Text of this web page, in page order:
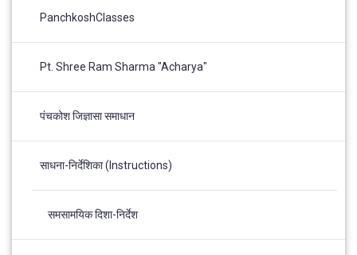
PanchkoshClasses
Pt. Shree Ram Sharma "Acharya"
पंचकोश जिज्ञासा समाधान
साधना-निर्देशिका (Instructions)
समसामयिक दिशा-निर्देश